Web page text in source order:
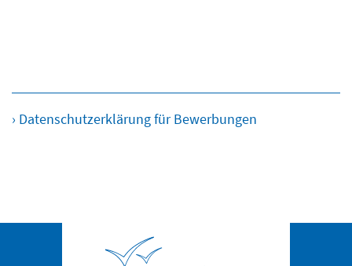
› Datenschutzerklärung für Bewerbungen